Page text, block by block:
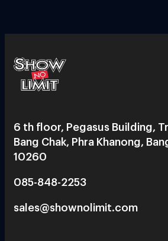
6 th floor, Pegasus Building,
Bang Chak, Phra Khanong,
10260
085-848-2253
sales@shownolimit.com